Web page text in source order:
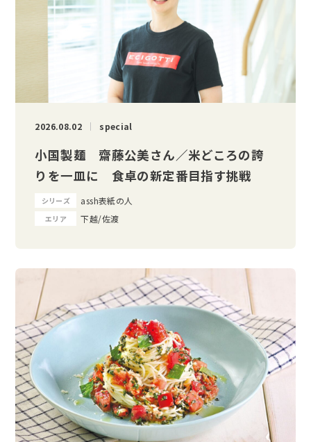
2026.08.02 special
小国製麺 齋藤公美さん／米どころの誇
りを一皿に 食卓の新定番目指す挑戦
シリーズ assh表紙の人
エリア 下越/佐渡